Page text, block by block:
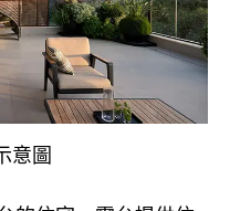
意圖